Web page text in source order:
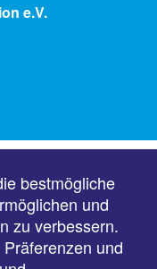
e.V.
bestmögliche
und
zu verbessern.
und